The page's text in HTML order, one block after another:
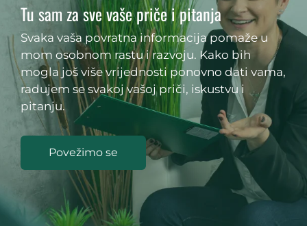
Tu sam za sve vaše priče i pitanja
Svaka vaša povratna informacija pomaže u
mom osobnom rastu i razvoju. Kako bih
mogla još više vrijednosti ponovno dati vama,
radujem se svakoj vašoj priči, iskustvu i
pitanju.
Povežimo se